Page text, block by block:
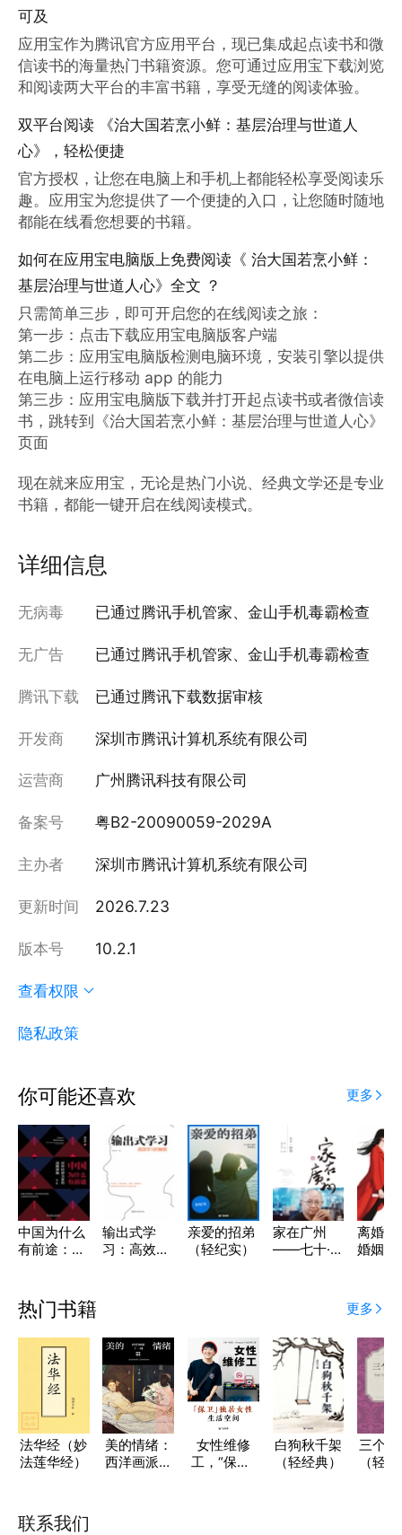
可及
应用宝作为腾讯官方应用平台，现已集成起点读书和微
信读书的海量热门书籍资源。您可通过应用宝下载浏览
和阅读两大平台的丰富书籍，享受无缝的阅读体验。
双平台阅读 《治大国若烹小鲜：基层治理与世道人
心》，轻松便捷
官方授权，让您在电脑上和手机上都能轻松享受阅读乐
趣。应用宝为您提供了一个便捷的入口，让您随时随地
都能在线看您想要的书籍。
如何在应用宝电脑版上免费阅读《 治大国若烹小鲜：
基层治理与世道人心》全文 ？
只需简单三步，即可开启您的在线阅读之旅：
第一步：点击下载应用宝电脑版客户端
第二步：应用宝电脑版检测电脑环境，安装引擎以提供
在电脑上运行移动 app 的能力
第三步：应用宝电脑版下载并打开起点读书或者微信读
书，跳转到《治大国若烹小鲜：基层治理与世道人心》
页面
现在就来应用宝，无论是热门小说、经典文学还是专业
书籍，都能一键开启在线阅读模式。
详细信息
无病毒 已通过腾讯手机管家、金山手机毒霸检查
无广告 已通过腾讯手机管家、金山手机毒霸检查
腾讯下载 已通过腾讯下载数据审核
开发商 深圳市腾讯计算机系统有限公司
运营商 广州腾讯科技有限公司
备案号 粤B2-20090059-2029A
主办者 深圳市腾讯计算机系统有限公司
更新时间 2026.7.23
版本号 10.2.1
查看权限
隐私政策
你可能还喜欢 更多
中国为什么
有前途：对
（第3版）
输出式学
习：高效学
亲爱的招弟
（轻纪实）
家在广州
——七十·回
离婚律
婚姻危
热门书籍 更多
法华经（妙
法莲华经）
美的情绪：
西洋画派十
女性维修
工，“保卫”
白狗秋千架
（轻经典）
三个
（轻
联系我们